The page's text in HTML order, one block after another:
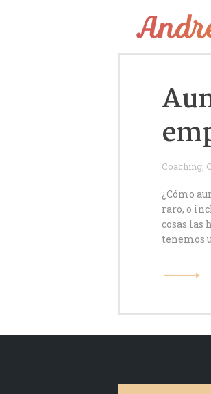
¿Cómo
Servicios
Coaching,
¿Cómo
raro, o
cosas las
tenemos